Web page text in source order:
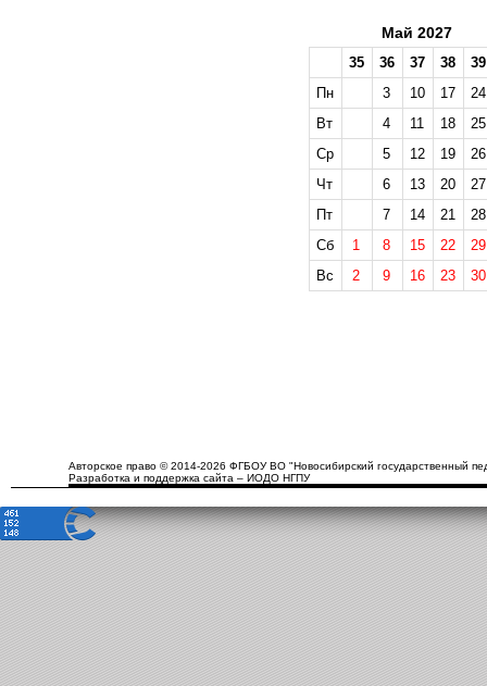
Май 2027
35 36 37 38
39
Пн
3 10 17
24
Вт
4 11 18
25
Ср
5 12 19
26
Чт
6 13 20
27
Пт
7 14 21
28
Сб
1 8 15 22
29
Вс
2 9 16 23 30
Авторское право © 2014-2026 ФГБОУ ВО "Новосибирский государственный
Разработка и поддержка сайта – ИОДО НГПУ